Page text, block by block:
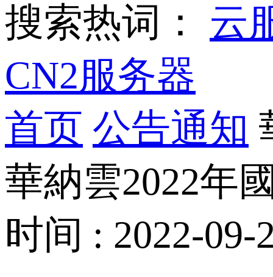
搜索热词： 云
CN2服务器
首页 公告通知
華納雲2022年
时间 : 2022-09-